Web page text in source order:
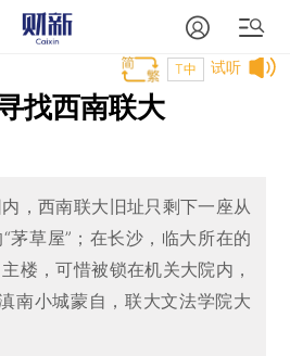
试听
T中
找西南联大
，西南联大旧址只剩下一座从
茅草屋”；在长沙，临大所在的
楼，可惜被锁在机关大院内，
南小城蒙自，联大文法学院大